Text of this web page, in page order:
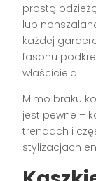
prostą
lub
każdej
fasonu
właściciela.
Mimo braku
jest pewne –
trendach i
stylizacjach